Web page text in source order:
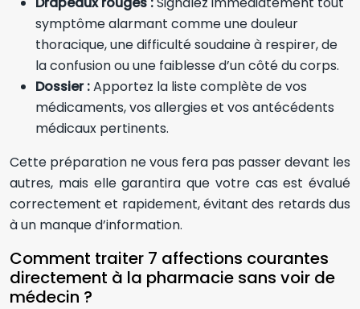
symptôme alarmant comme une douleur
thoracique, une difficulté soudaine à respirer, de
la confusion ou une faiblesse d’un côté du corps.
Dossier :Apportez la liste complète de vos
médicaments, vos allergies et vos antécédents
médicaux pertinents.
Cette préparation ne vous fera pas passer devant les
autres, mais elle garantira que votre cas est évalué
correctement et rapidement, évitant des retards dus
à un manque d’information.
Comment traiter 7 affections courantes
directement à la pharmacie sans voir de
médecin ?